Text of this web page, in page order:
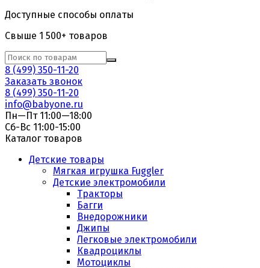
Доступные способы оплаты
Свыше 1 500+ товаров
8 (499) 350-11-20
Заказать звонок
8 (499) 350-11-20
info@babyone.ru
Пн—Пт 11:00—18:00
Сб-Вс 11:00-15:00
Каталог товаров
Детские товары
Мягкая игрушка Fuggler
Детские электромобили
Тракторы
Багги
Внедорожники
Джипы
Легковые электромобили
Квадроциклы
Мотоциклы